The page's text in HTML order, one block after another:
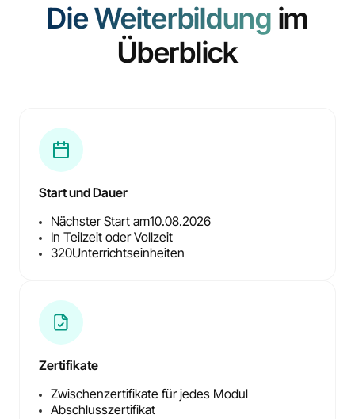
Die Weiterbildung im
Überblick
Start und Dauer
Nächster Start am10.08.2026
In Teilzeit oder Vollzeit
320Unterrichtseinheiten
Zertifikate
Zwischenzertifikate für jedes Modul
Abschlusszertifikat